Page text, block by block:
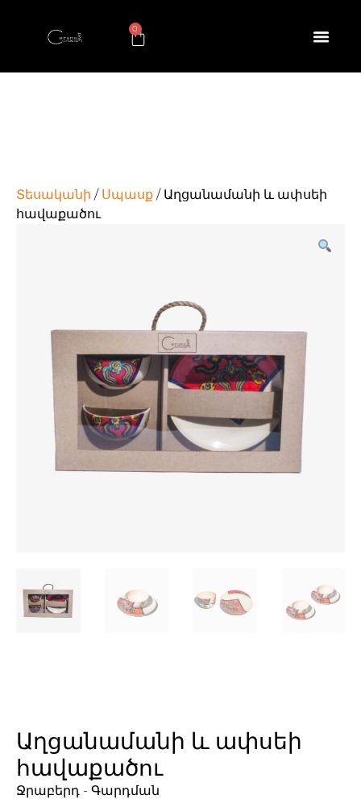
0
Տեսականի / Սպասք / Աղցանամանի և ափսեի
հավաքածու
Աղցանամանի և ափսեի
հավաքածու
Ջրաբերդ - Գարդման